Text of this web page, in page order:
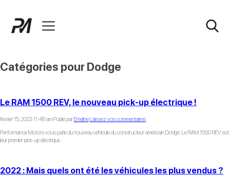
Catégories pour Dodge
Le RAM 1500 REV, le nouveau pick-up électrique !
février 15, 2023 11:48 amPublié parEmelineLaissez vos commentaires
Performance Motors vous parle du nouveau véhicule du constructeur américain Dodge. Le RAM 1500 REV est
leur premier pick-up électrique.
2022 : Mais quels ont été les véhicules les plus vendus ?